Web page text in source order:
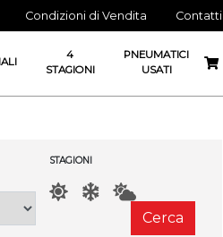
Condizioni di Vendita Contatti
4
STAGIONI
PNEUMATICI
USATI
STAGIONI
Cerca